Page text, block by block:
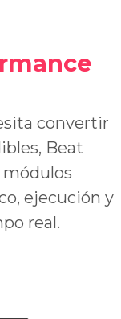
convertir
Beat
ejecución y
real.